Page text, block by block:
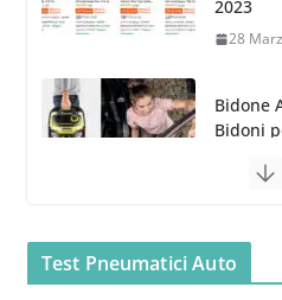
6
Gun
5
Car Care
26
Test Pneumatici Auto